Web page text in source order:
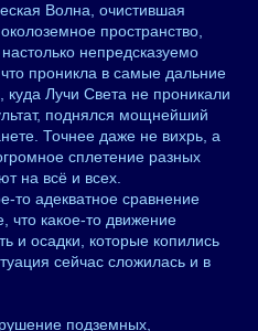
Волна, очистившая
пространство,
непредсказуемо
проникла в самые дальние
куда Лучи Света не проникали
поднялся мощнейший
Точнее даже не вихрь, а
сплетение разных
на всё и всех.
то адекватное сравнение
что какое-то движение
и осадки, которые копились
сейчас сложилась и в
подземных,